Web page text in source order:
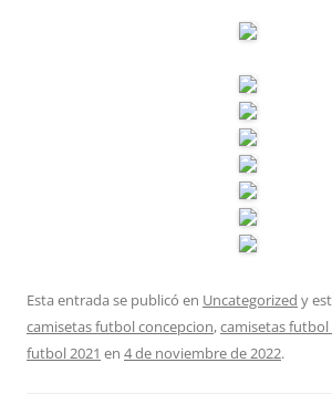
Esta entrada se publicó en Uncategorized y
camisetas futbol concepcion,camisetas
futbol 2021 en 4 de noviembre de 2022.